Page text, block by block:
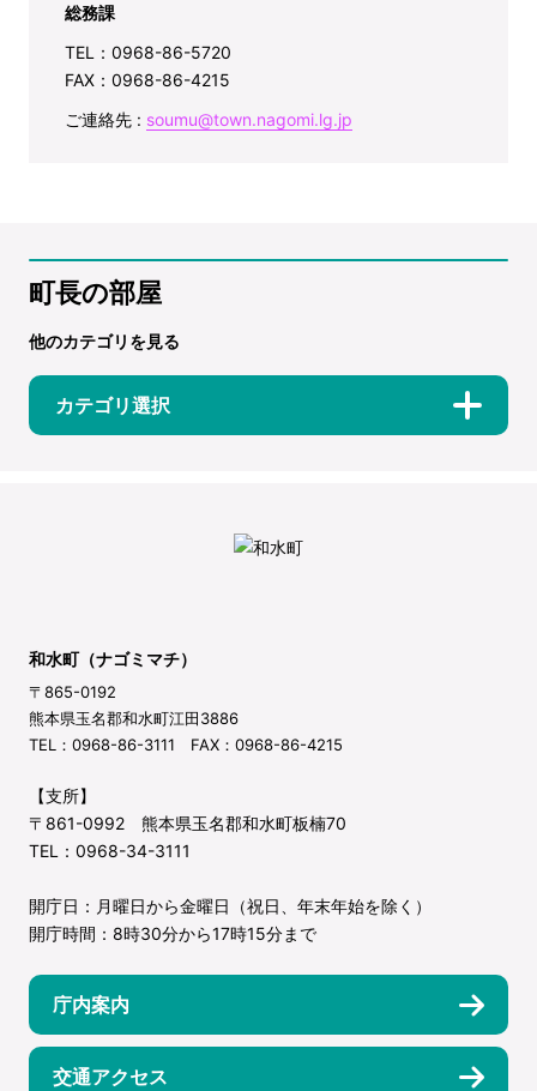
総務課
TEL：0968-86-5720
FAX：0968-86-4215
ご連絡先 : soumu@town.nagomi.lg.jp
町長の部屋
他のカテゴリを見る
カテゴリ選択
和水町（ナゴミマチ）
〒865-0192
熊本県玉名郡和水町江田3886
TEL：0968-86-3111 FAX：0968-86-4215
【支所】
〒861-0992 熊本県玉名郡和水町板楠70
TEL：0968-34-3111
開庁日：月曜日から金曜日（祝日、年末年始を除く）
開庁時間：8時30分から17時15分まで
庁内案内
交通アクセス